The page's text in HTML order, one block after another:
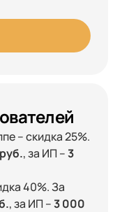
– скидка 25%.
, за ИП –3
40%. За
, за ИП –3 000